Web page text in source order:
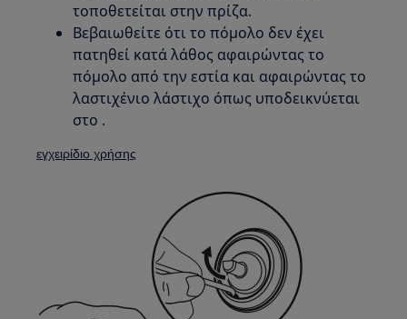
τοποθετείται στην πρίζα.
Βεβαιωθείτε ότι το πόμολο δεν έχει
πατηθεί κατά λάθος αφαιρώντας το
πόμολο από την εστία και αφαιρώντας το
λαστιχένιο λάστιχο όπως υποδεικνύεται
στο .
εγχειρίδιο χρήσης